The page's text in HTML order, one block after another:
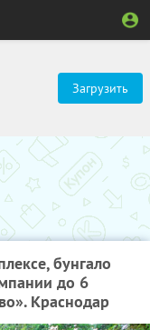
Загрузить
бунгало
до 6
Краснодар